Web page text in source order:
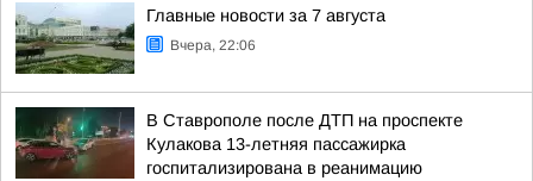
Главные новости за 7 августа
Вчера, 22:06
В Ставрополе после ДТП на проспекте
Кулакова 13-летняя пассажирка
госпитализирована в реанимацию